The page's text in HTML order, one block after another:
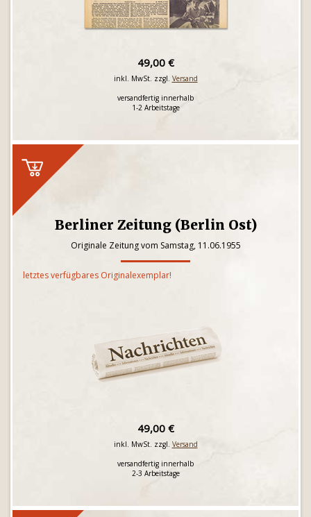
49,00 €
inkl. MwSt. zzgl. Versand
versandfertig innerhalb
1-2 Arbeitstage
Berliner Zeitung (Berlin Ost)
Originale Zeitung vom Samstag, 11.06.1955
letztes verfügbares Originalexemplar!
49,00 €
inkl. MwSt. zzgl. Versand
versandfertig innerhalb
2-3 Arbeitstage